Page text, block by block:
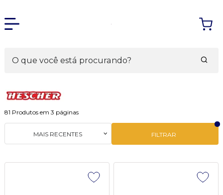
81 Produtos em 3 páginas
FILTRAR
MAIS RECENTES